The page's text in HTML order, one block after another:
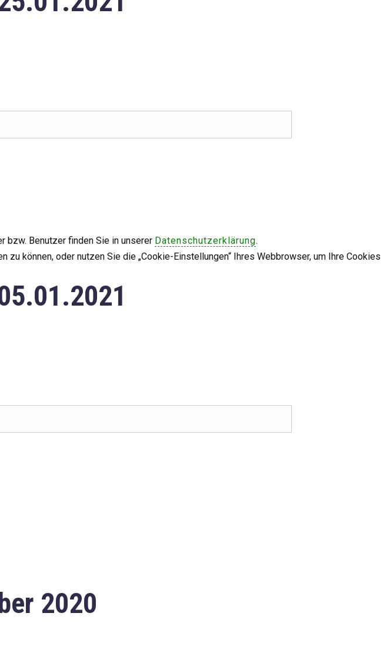
2020
bzw. Benutzer finden Sie in unserer Datenschutzerklärung.
können, oder nutzen Sie die „Cookie-Einstellungen“ Ihres Webbrowser, um Ihre Cookies